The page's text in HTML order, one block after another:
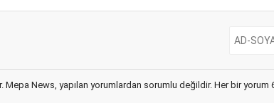
News, yapılan yorumlardan sorumlu değildir. Her bir yorum